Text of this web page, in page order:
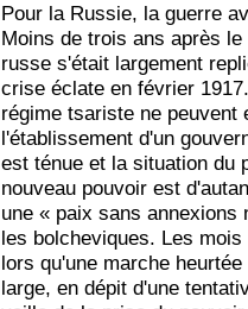
Pour la Russie, la guerre
Moins de trois ans après
russe s'était largement
crise éclate en février
régime tsariste ne peuvent
l'établissement d'un
est ténue et la situation du
nouveau pouvoir est
une « paix sans
les bolcheviques. Les
lors qu'une marche
large, en dépit d'une